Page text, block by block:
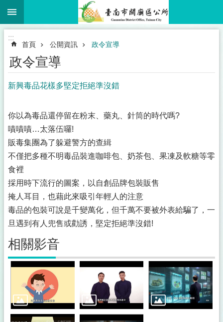
跳到主要內容區塊
:::
首頁 公開資訊 政令宣導
政令宣導
新興毒品花樣多堅定拒絕準沒錯
你以為毒品還停留在粉末、藥丸、針筒的時代嗎?
嘖嘖嘖…太落伍囉!
販毒集團為了躲避警方的查緝
不僅把多種不明毒品裝進咖啡包、奶茶包、果凍及軟糖等零
食裡
採用時下流行的圖案，以自創品牌包裝販售
掩人耳目，也藉此來吸引年輕人的注意
毒品的包裝可說是千變萬化，但千萬不要被外表給騙了，一
旦遇到有人兜售或勸誘，堅定拒絕準沒錯!
相關影音